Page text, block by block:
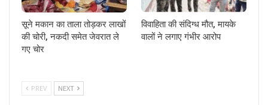
सूने मकान का ताला तोड़कर लाखों
की चोरी, नकदी समेत जेवरात ले
गए चोर
विवाहिता की संदिग्ध मौत, मायके
वालों ने लगाए गंभीर आरोप
PREV NEXT